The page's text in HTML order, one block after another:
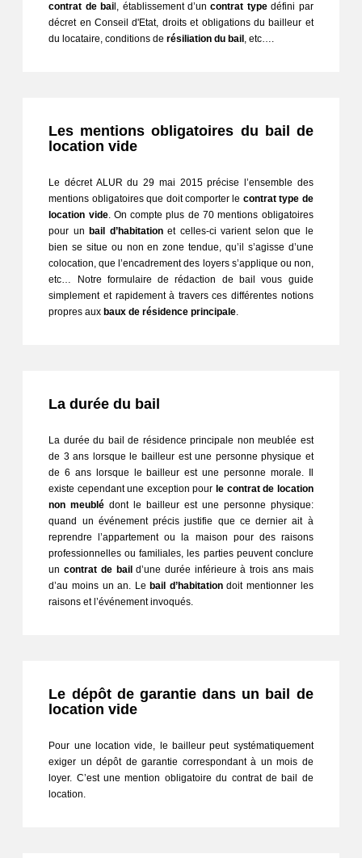
contrat de bai l, établissement d’un contrat type défini par
décret en Conseil d'Etat, droits et obligations du bailleur et
du locataire, conditions de résiliation du bail , etc….
Les mentions obligatoires du bail de
location vide
Le décret ALUR du 29 mai 2015 précise l’ensemble des
mentions obligatoires que doit comporter le contrat type de
location vide. On compte plus de 70 mentions obligatoires
pour un bail d’habitation et celles-ci varient selon que le
bien se situe ou non en zone tendue, qu’il s’agisse d’une
colocation, que l’encadrement des loyers s’applique ou non,
etc… Notre formulaire de rédaction de bail vous guide
simplement et rapidement à travers ces différentes notions
propres aux baux de résidence principale.
La durée du bail
La durée du bail de résidence principale non meublée est
de 3 ans lorsque le bailleur est une personne physique et
de 6 ans lorsque le bailleur est une personne morale. Il
existe cependant une exception pour le contrat de location
non meublé dont le bailleur est une personne physique:
quand un événement précis justifie que ce dernier ait à
reprendre l’appartement ou la maison pour des raisons
professionnelles ou familiales, les parties peuvent conclure
un contrat de bail d’une durée inférieure à trois ans mais
d’au moins un an. Le bail d’habitation doit mentionner les
raisons et l’événement invoqués.
Le dépôt de garantie dans un bail de
location vide
Pour une location vide, le bailleur peut systématiquement
exiger un dépôt de garantie correspondant à un mois de
loyer. C’est une mention obligatoire du contrat de bail de
location.